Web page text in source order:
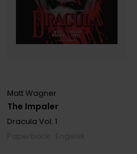
The Impaler
Matt Wagner
Dracula Vol. 1